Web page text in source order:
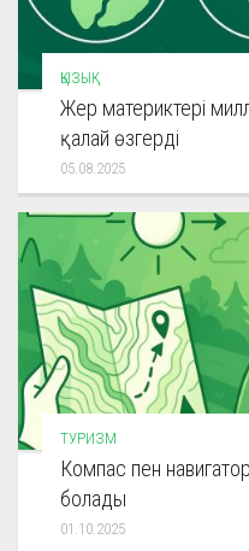
ҚЫЗЫҚ
Жер материктері
қалай өзгерді
05.08.2025
ТУРИЗМ
Компас пен
болады
01.10.2025